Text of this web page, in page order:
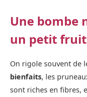
Une bombe
un petit
On rigole souvent de
bienfaits, les
sont riches en fibres,